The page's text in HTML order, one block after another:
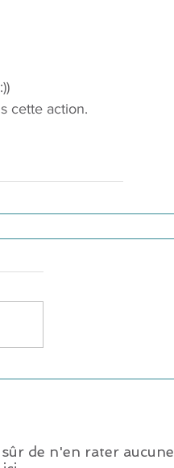
cette action.
de n'en rater aucune